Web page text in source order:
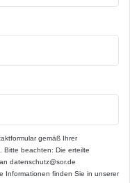
bieten, sind sie
zu bringen,
erwähnt,
realistisches
die Bereitschaft
gemäß Ihrer
Bitte beachten: Die erteilte
datenschutz@sor.de
Informationen finden Sie in unserer